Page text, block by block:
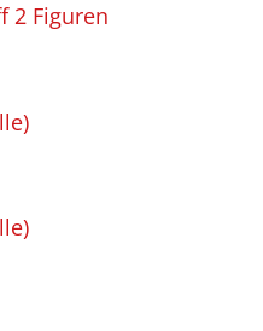
2 Figuren